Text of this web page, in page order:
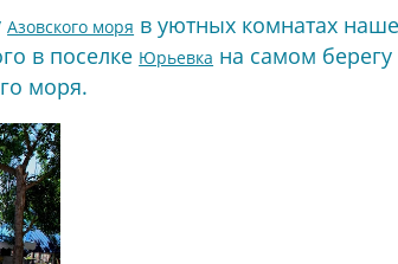
Азовского моря в уютных комнатах
в поселке Юрьевка на самом берегу
моря.